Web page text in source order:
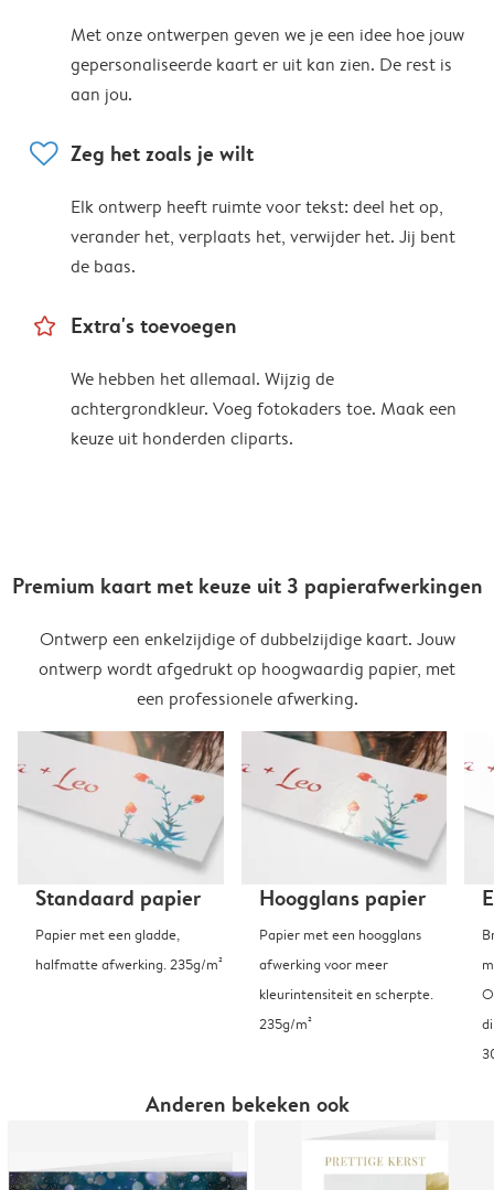
Met onze ontwerpen geven we je een idee hoe jouw
gepersonaliseerde kaart er uit kan zien. De rest is
aan jou.
heart Zeg het zoals je wilt
Elk ontwerp heeft ruimte voor tekst: deel het op,
verander het, verplaats het, verwijder het. Jij bent
de baas.
star_outline Extra's toevoegen
We hebben het allemaal. Wijzig de
achtergrondkleur. Voeg fotokaders toe. Maak een
keuze uit honderden cliparts.
Premium kaart met keuze uit 3 papierafwerkingen
Ontwerp een enkelzijdige of dubbelzijdige kaart. Jouw
ontwerp wordt afgedrukt op hoogwaardig papier, met
een professionele afwerking.
Standaard papier
Papier met een gladde,
halfmatte afwerking. 235g/m²
Hoogglans papier
Papier met een hoogglans
afwerking voor meer
kleurintensiteit en scherpte.
235g/m²
Anderen bekeken ook